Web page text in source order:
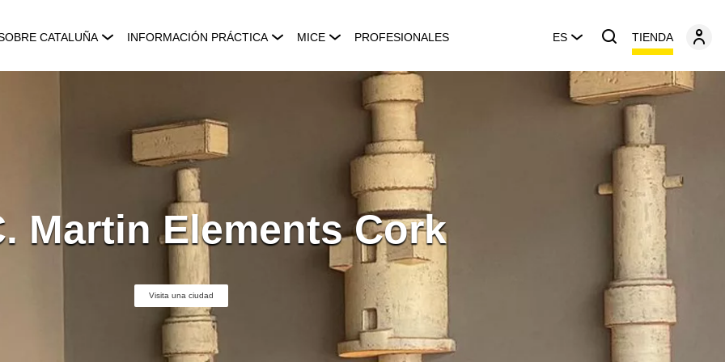
CATALUÑA INFORMACIÓN PRÁCTICA MICE PROFESIONALES ES TIENDA
Martin Elements Cork
Visita una ciudad